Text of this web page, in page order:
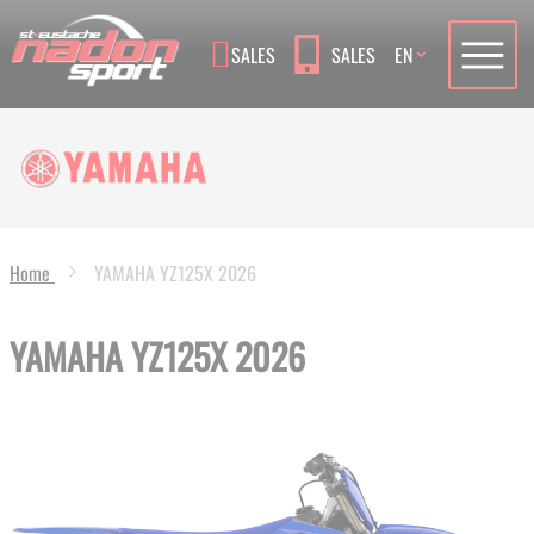
SALES SALES Language
EN
Home YAMAHA YZ125X 2026
YAMAHA YZ125X 2026
of